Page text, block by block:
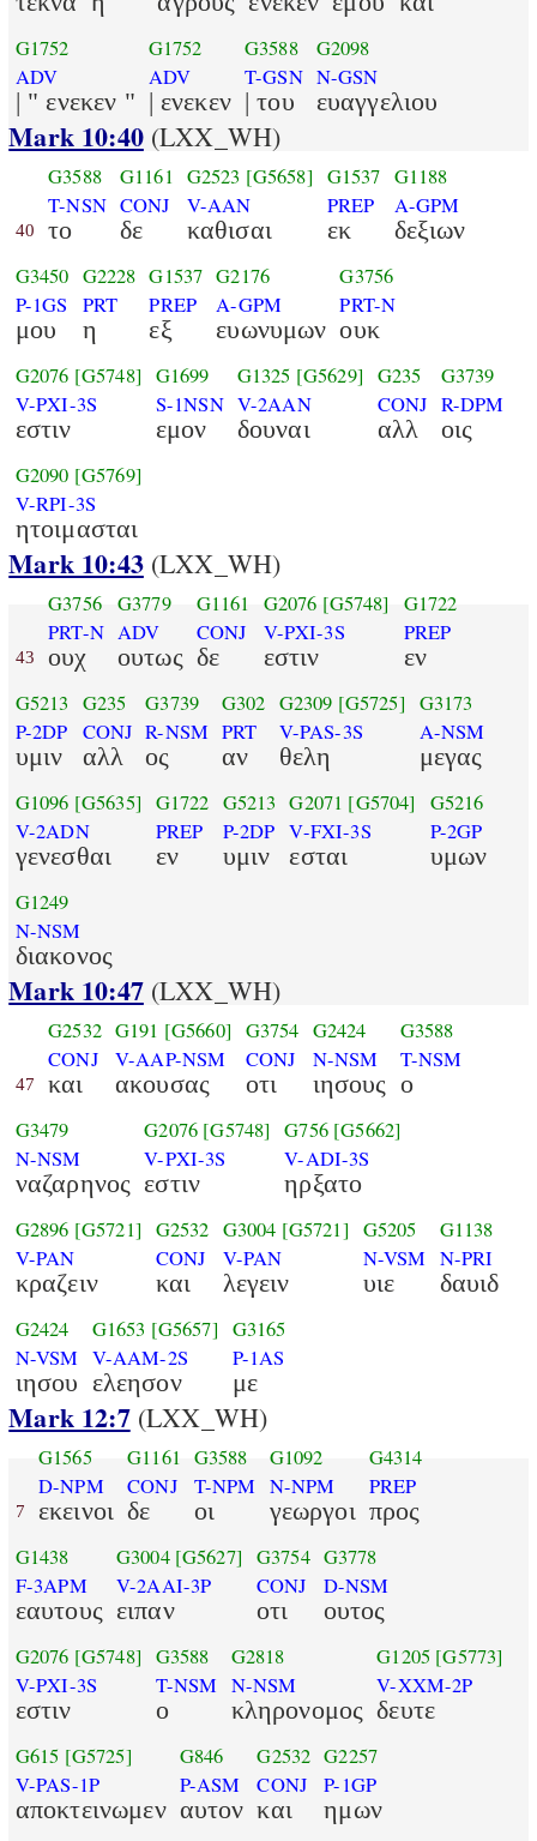
G1752
ADV
| " ενεκεν "
G1752
ADV
| ενεκεν
G3588
T-GSN
| του
G2098
N-GSN
ευαγγελιου
Mark 10:40(LXX_WH)
40
G3588
T-NSN
το
G1161
CONJ
δε
G2523 [G5658]
V-AAN
καθισαι
G1537
PREP
εκ
G1188
A-GPM
δεξιων
G3450
P-1GS
μου
G2228
PRT
η
G1537
PREP
εξ
G2176
A-GPM
ευωνυμων
G3756
PRT-N
ουκ
G2076 [G5748]
V-PXI-3S
εστιν
G1699
S-1NSN
εμον
G1325 [G5629]
V-2AAN
δουναι
G235
CONJ
αλλ
G3739
R-DPM
οις
G2090 [G5769]
V-RPI-3S
ητοιμασται
Mark 10:43(LXX_WH)
43
G3756
PRT-N
ουχ
G3779
ADV
ουτως
G1161
CONJ
δε
G2076 [G5748]
V-PXI-3S
εστιν
G1722
PREP
εν
G5213
P-2DP
υμιν
G235
CONJ
αλλ
G3739
R-NSM
ος
G302
PRT
αν
G2309 [G5725]
V-PAS-3S
θελη
G3173
A-NSM
μεγας
G1096 [G5635]
V-2ADN
γενεσθαι
G1722
PREP
εν
G5213
P-2DP
υμιν
G2071 [G5704]
V-FXI-3S
εσται
G5216
P-2GP
υμων
G1249
N-NSM
διακονος
Mark 10:47(LXX_WH)
47
G2532
CONJ
και
G191 [G5660]
V-AAP-NSM
ακουσας
G3754
CONJ
οτι
G2424
N-NSM
ιησους
G3588
T-NSM
ο
G3479
N-NSM
ναζαρηνος
G2076 [G5748]
V-PXI-3S
εστιν
G756 [G5662]
V-ADI-3S
ηρξατο
G2896 [G5721]
V-PAN
κραζειν
G2532
CONJ
και
G3004 [G5721]
V-PAN
λεγειν
G5205
N-VSM
υιε
G1138
N-PRI
δαυιδ
G2424
N-VSM
ιησου
G1653 [G5657]
V-AAM-2S
ελεησον
G3165
P-1AS
με
Mark 12:7(LXX_WH)
7
G1565
D-NPM
εκεινοι
G1161
CONJ
δε
G3588
T-NPM
οι
G1092
N-NPM
γεωργοι
G4314
PREP
προς
G1438
F-3APM
εαυτους
G3004 [G5627]
V-2AAI-3P
ειπαν
G3754
CONJ
οτι
G3778
D-NSM
ουτος
G2076 [G5748]
V-PXI-3S
εστιν
G3588
T-NSM
ο
G2818
N-NSM
κληρονομος
G1205 [G5773]
V-XXM-2P
δευτε
G615 [G5725]
V-PAS-1P
αποκτεινωμεν
G846
P-ASM
αυτον
G2532
CONJ
και
G2257
P-1GP
ημων